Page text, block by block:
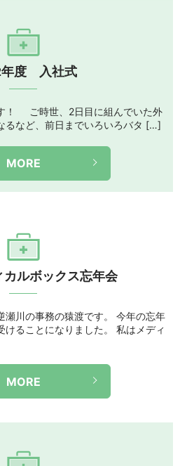
年度 入社式
！ ご時世、2日目に組んでいた外
るなど、前日までいろいろバタ […]
MORE
ルボックス忘年会
瀬川の事務の猿渡です。 今年の忘年
ることになりました。 私はメディ
MORE